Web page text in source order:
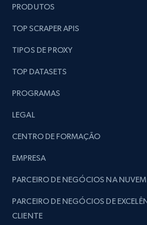
seller URL
URL, Title, Rating, Reviews, Initial
Lazada - Products - Discover
URL, Title, Rating, Reviews, Initial
991+ 164+
PRODUTOS
TOP SCRAPER APIS
TIPOS DE PROXY
TOP DATASETS
PROGRAMAS
LEGAL
CENTRO DE FORMAÇÃO
EMPRESA
PARCEIRO DE NEGÓCIOS NA NUVEM
PARCEIRO DE NEGÓCIOS DE
CLIENTE